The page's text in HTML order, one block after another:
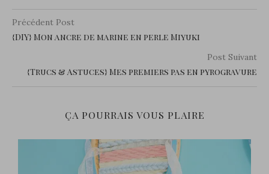
Précédent Post
{DIY} Mon ancre de marine en perle Miyuki
Post Suivant
{Trucs & Astuces} Mes premiers pas en pyrogravure
ÇA POURRAIS VOUS PLAIRE